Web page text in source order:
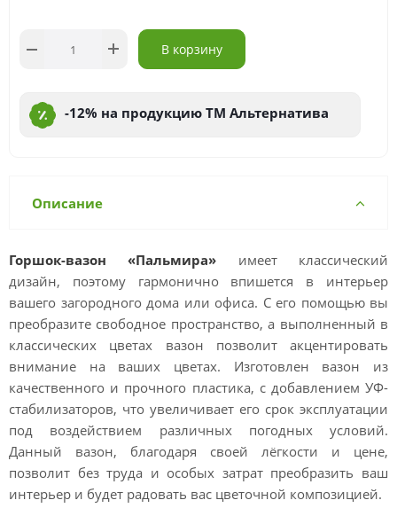
В корзину
-12% на продукцию ТМ Альтернатива
Описание
Горшок-вазон «Пальмира» имеет классический
дизайн, поэтому гармонично впишется в интерьер
вашего загородного дома или офиса. С его помощью вы
преобразите свободное пространство, а выполненный в
классических цветах вазон позволит акцентировать
внимание на ваших цветах. Изготовлен вазон из
качественного и прочного пластика, с добавлением УФ-
стабилизаторов, что увеличивает его срок эксплуатации
под воздействием различных погодных условий.
Данный вазон, благодаря своей лёгкости и цене,
позволит без труда и особых затрат преобразить ваш
интерьер и будет радовать вас цветочной композицией.